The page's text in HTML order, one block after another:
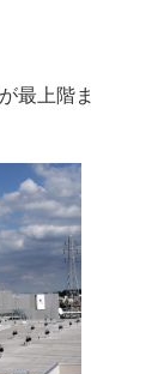
最上階ま